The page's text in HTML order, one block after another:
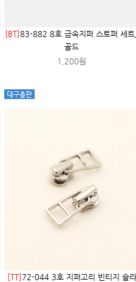
[BT]83-882 8호 금속지퍼 스토퍼 세트
골드
1,200원
[TT] 72-044 3호 지퍼고리 빈티지 슬라